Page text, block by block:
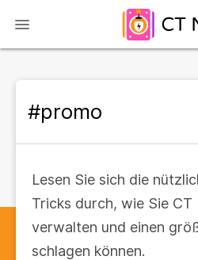
#promo
Lesen Sie sich die
Tricks durch, wie Sie
verwalten und einen
schlagen können.